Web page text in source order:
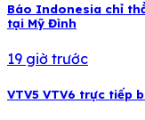
Báo Indonesia chỉ
tại Mỹ Đình
19 giờ trước
VTV5 VTV6 trực tiếp